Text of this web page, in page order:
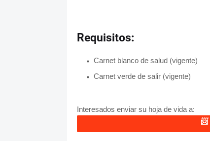
Requisitos:
Carnet blanco de salud (vigente)
Carnet verde de salir (vigente)
Interesados enviar su hoja de vida a:
📨